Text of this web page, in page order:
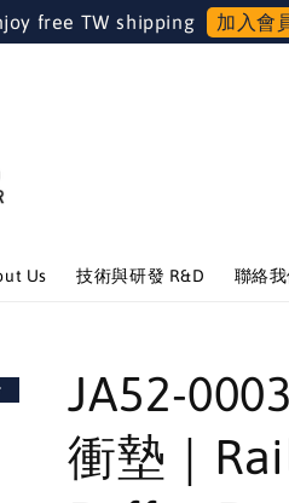
free TW shipping 加入會
Us 技術與研發 R&D 聯絡
JA52-
衝墊｜